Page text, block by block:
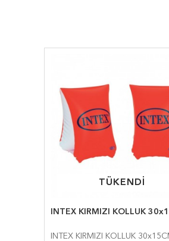
TÜKENDİ
TÜKENDİ
INTEX KIRMIZI KOLLUK
INTEX KIRMIZI KOLLUK